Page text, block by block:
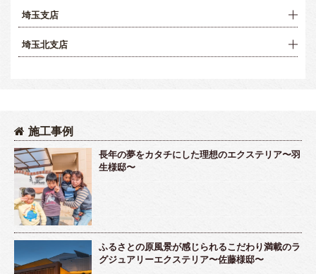
埼玉支店
埼玉北支店
施工事例
長年の夢をカタチにした理想のエクステリア〜羽
生様邸〜
ふるさとの原風景が感じられるこだわり満載のラ
グジュアリーエクステリア〜佐藤様邸〜